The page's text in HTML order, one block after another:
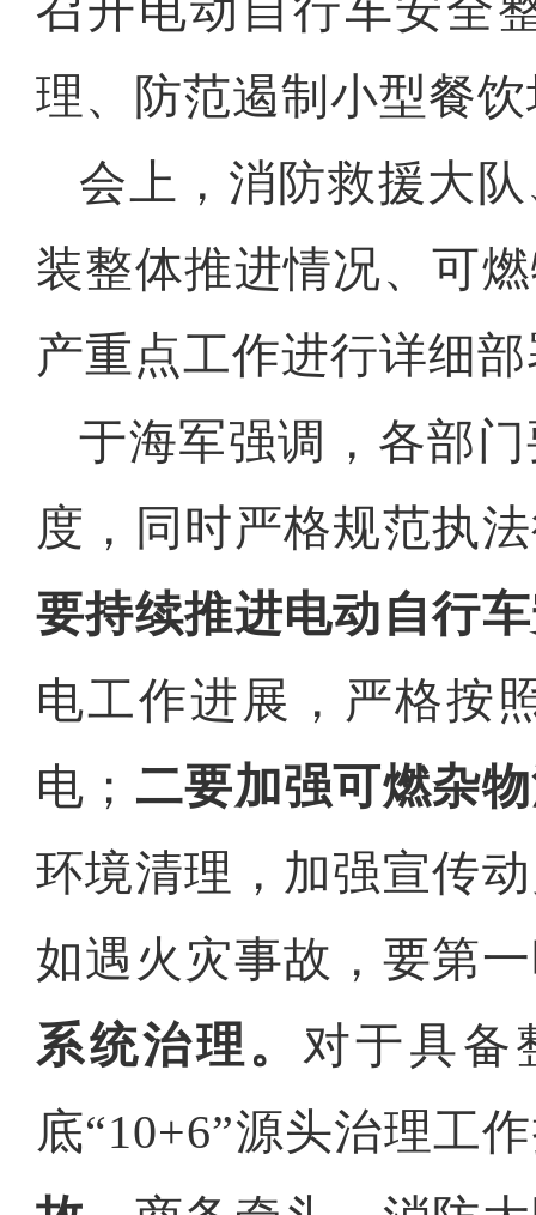
理、防范遏制小型餐
会上，消防救援大
装整体推进情况、可
产重点工作进行详细
于海军强调，各部
度，同时严格规范执
要持续推进电动自行
电工作进展，严格按
电； 二要加强可燃杂
环境清理，加强宣传
如遇火灾事故，要第
系统治理。 对于具备
底“10+6”源头治理工